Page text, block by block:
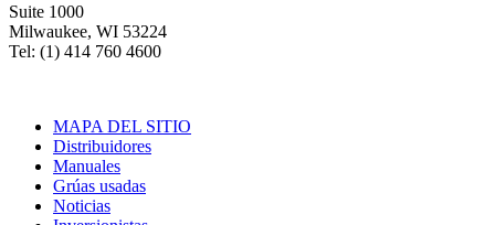
Suite 1000
Milwaukee, WI 53224
Tel: (1) 414 760 4600
MAPA DEL SITIO
Distribuidores
Manuales
Grúas usadas
Noticias